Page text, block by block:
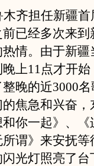
齐担任新疆首
已经多次来到
情。由于新疆
上11点才开
晚的近3000
焦急和兴奋，
你一起》、《
谓》来安抚等
光灯照亮了台